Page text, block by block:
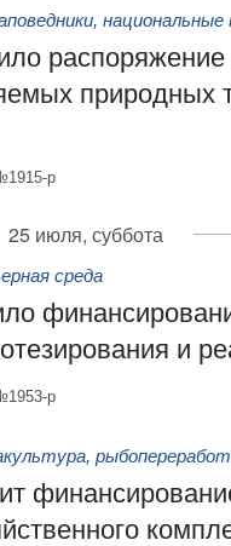
национальные
природных
р
25 июля, суббота
среда
и
р